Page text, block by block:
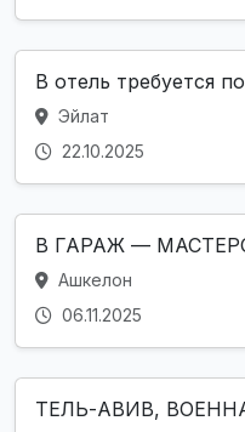
В отель требуется
Эйлат
22.10.2025
В ГАРАЖ —
Ашкелон
06.11.2025
ТЕЛЬ-АВИВ,